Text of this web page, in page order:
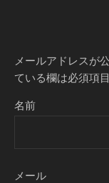
メールアドレスが
ている欄は必須項
名前
メール